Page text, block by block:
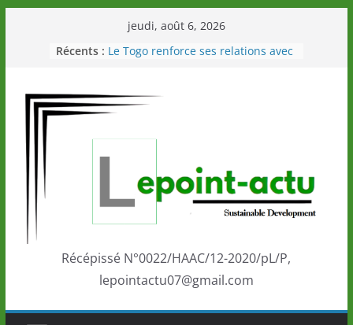
jeudi, août 6, 2026
Récents : Le Togo renforce ses relations avec
Éléphants en Côte d’Ivoire
LOTO DETENTE”, un nouveau tirage
marque de confiance au Togo sur
la scène internationale au-delà des
performances de ses athlètes
Togo: Que retenir de la politique
éducation et de l’ambition de
Récépissé N°0022/HAAC/12-2020/pL/P,
lepointactu07@gmail.com